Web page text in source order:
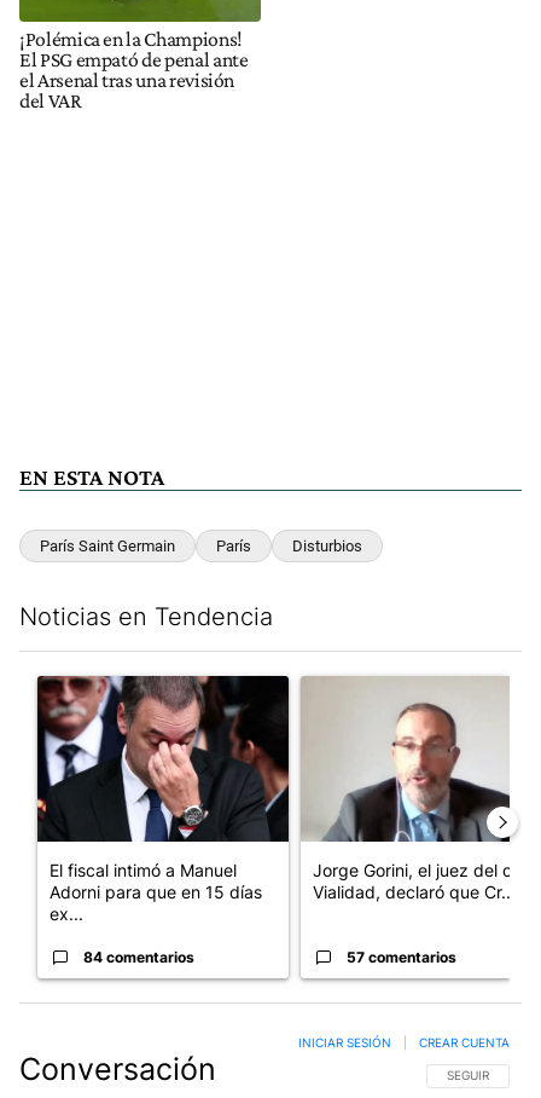
¡Polémica en la Champions!
El PSG empató de penal ante
el Arsenal tras una revisión
del VAR
EN ESTA NOTA
París Saint Germain París Disturbios
Noticias en Tendencia
Un artículo de tendencia con el título "El fiscal intimó a
El fiscal intimó a Manuel
Adorni para que en 15 días
ex...
84 comentarios
Jorge Gorini, el juez del caso
Vialidad, declaró que Cr...
57 comentarios
Conversación SIGA ESTA
SEGUIR
INICIAR SESIÓN CREAR CUENTA